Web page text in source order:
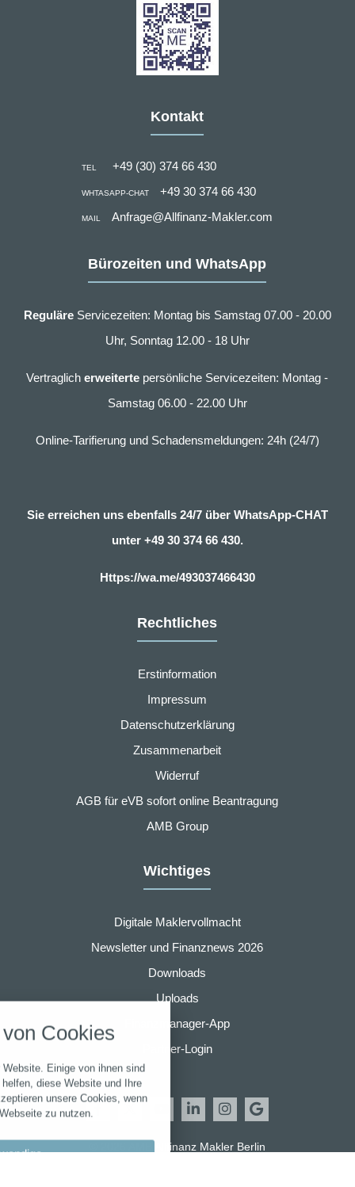
Kontakt
TEL +49 (30) 374 66 430
WHTASAPP-CHAT +49 30 374 66 430
MAIL Anfrage@Allfinanz-Makler.com
Bürozeiten und WhatsApp
ReguläreServicezeiten: Montag bis Samstag 07.00 - 20.00
Uhr, Sonntag 12.00 - 18 Uhr
Vertraglicherweiterte persönliche Servicezeiten: Montag -
Samstag 06.00 - 22.00 Uhr
Online-Tarifierung und Schadensmeldungen: 24h (24/7)
Sie erreichen uns ebenfalls 24/7 über WhatsApp-CHAT
unter +49 30 374 66 430.
Https://wa.me/493037466430
Rechtliches
Erstinformation
Impressum
Datenschutzerklärung
Zusammenarbeit
Widerruf
AGB für eVB sofort online Beantragung
AMB Group
Wichtiges
Digitale Maklervollmacht
Newsletter und Finanznews 2026
Downloads
Uploads
Finanzmanager-App
Partner-Login
© 2026 AMB Allfinanz Makler Berlin
Cookies
Einige von ihnen sind
diese Website und Ihre
unsere Cookies, wenn
zu nutzen.
folgende Kategorien zu
Notwendig
Performance